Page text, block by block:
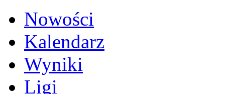
Nowości
Kalendarz
Wyniki
Ligi